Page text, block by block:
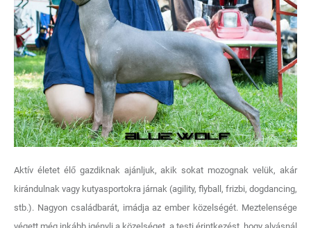
Aktív életet élő gazdiknak ajánljuk, akik sokat mozognak velük, akár
kirándulnak vagy kutyasportokra járnak (agility, flyball, frizbi, dogdancing,
stb.). Nagyon családbarát, imádja az ember közelségét. Meztelensége